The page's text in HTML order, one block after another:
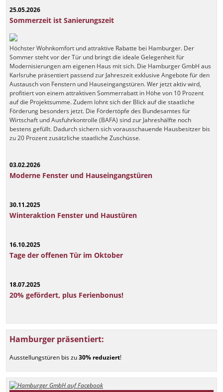
25.05.2026
Sommerzeit ist Sanierungszeit
Höchster Wohnkomfort und attraktive Rabatte bei Hamburger. Der
Sommer steht vor der Tür und bringt die ideale Gelegenheit für
Modernisierungen am eigenen Haus mit sich. Die Hamburger GmbH aus
Karlsruhe präsentiert passend zur Jahreszeit exklusive Angebote für den
Austausch von Fenstern und Hauseingangstüren. Wer jetzt aktiv wird,
profitiert von einem attraktiven Sommerrabatt in Höhe von 10 Prozent
auf die Projektsumme. Zudem lohnt sich der Blick auf die staatliche
Förderung besonders jetzt. Die Fördertöpfe des Bundesamtes für
Wirtschaft und Ausfuhrkontrolle (BAFA) sind zur Jahreshälfte noch
bestens gefüllt. Dadurch sichern sich vorausschauende Hausbesitzer bis
zu 20 Prozent zusätzliche staatliche Zuschüsse.
03.02.2026
Moderne Fenster und Hauseingangstüren
30.11.2025
Winteraktion Fenster und Haustüren
16.10.2025
Tage der offenen Tür im Oktober
18.07.2025
20% gefördert, plus Ferienbonus!
Hamburger präsentiert:
Ausstellungstüren bis zu30% reduziert!